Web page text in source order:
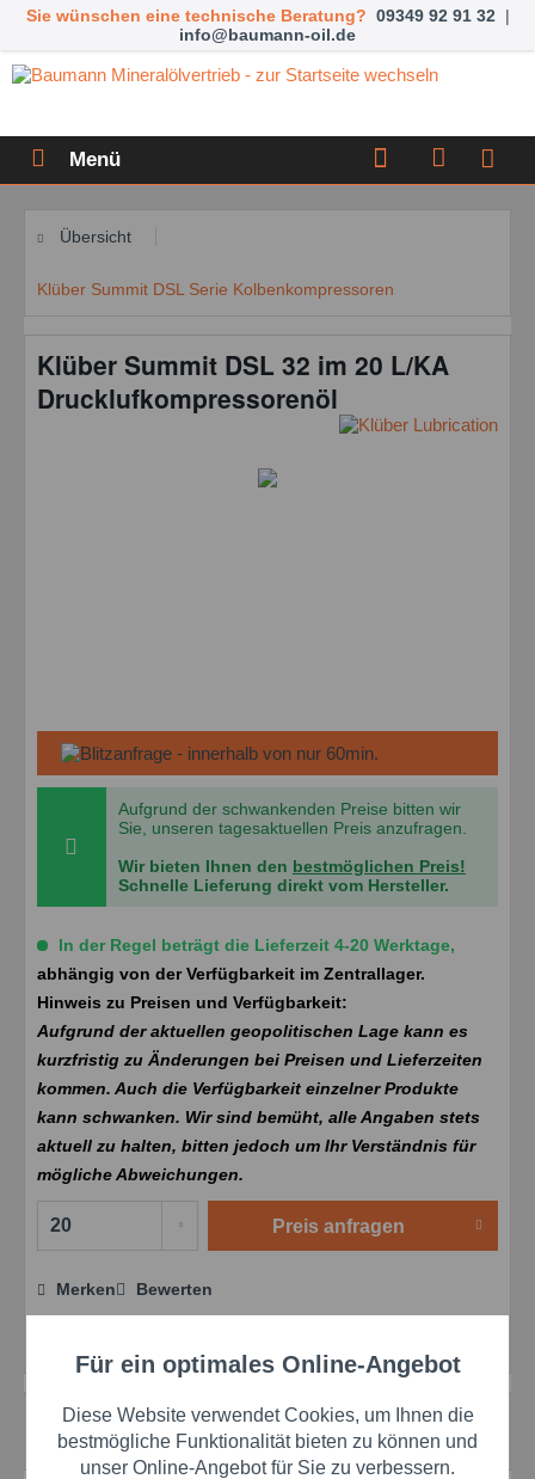
Sie wünschen eine technische Beratung? 09349 92 91 32 |
info@baumann-oil.de
Menü
Übersicht
Klüber Summit DSL Serie Kolbenkompressoren
Klüber Summit DSL 32 im 20 L/KA
Drucklufkompressorenöl
Aufgrund der schwankenden Preise bitten wir
Sie, unseren tagesaktuellen Preis anzufragen.
Wir bieten Ihnen den bestmöglichen Preis!
Schnelle Lieferung direkt vom Hersteller.
In der Regel beträgt die Lieferzeit 4-20 Werktage,
abhängig von der Verfügbarkeit im Zentrallager.
Hinweis zu Preisen und Verfügbarkeit:
Aufgrund der aktuellen geopolitischen Lage kann es
kurzfristig zu Änderungen bei Preisen und Lieferzeiten
kommen. Auch die Verfügbarkeit einzelner Produkte
kann schwanken. Wir sind bemüht, alle Angaben stets
aktuell zu halten, bitten jedoch um Ihr Verständnis für
mögliche Abweichungen.
Preis anfragen
Preis anfragen
Merken Bewerten
Beschreibung
mehr
Funktionale Aktiv
Marketing Aktiv
Für ein optimales Online-Angebot
Diese Website verwendet Cookies, um Ihnen die
bestmögliche Funktionalität bieten zu können und
unser Online-Angebot für Sie zu verbessern.